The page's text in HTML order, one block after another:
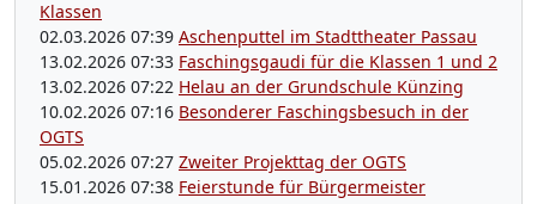
Klassen
02.03.2026 07:39 Aschenputtel im Stadttheater Passau
13.02.2026 07:33 Faschingsgaudi für die Klassen 1 und 2
13.02.2026 07:22 Helau an der Grundschule Künzing
10.02.2026 07:16 Besonderer Faschingsbesuch in der
OGTS
05.02.2026 07:27 Zweiter Projekttag der OGTS
15.01.2026 07:38 Feierstunde für Bürgermeister